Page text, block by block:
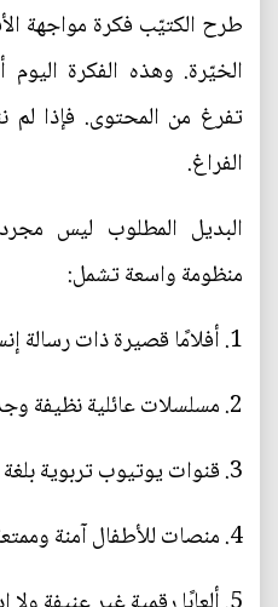
طرح الكتيّب فكرة مواجهة
الخيّرة. وهذه الفكرة اليوم
تفرغ من المحتوى. فإذا لم
الفراغ.
البديل المطلوب ليس
منظومة واسعة تشمل:
1. أفلامًا قصيرة ذات رسالة إنسانية وأخلاقية.
2. مسلسلات عائلية نظيفة وجذابة.
3. قنوات يوتيوب تربوية بلغة عصرية.
4. منصات للأطفال آمنة وممتعة.